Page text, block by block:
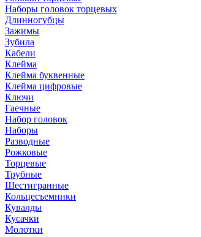
Наборы головок торцевых
Длинногубцы
Зажимы
Зубила
Кабели
Клейма
Клейма буквенные
Клейма цифровые
Ключи
Гаечные
Набор головок
Наборы
Разводные
Рожковые
Торцевые
Трубные
Шестигранные
Кольцесъемники
Кувалды
Кусачки
Молотки